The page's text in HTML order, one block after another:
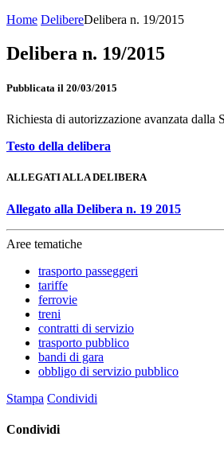
Home DelibereDelibera n. 19/2015
Delibera n. 19/2015
Pubblicata il 20/03/2015
Richiesta di autorizzazione avanzata
Testo della delibera
ALLEGATI ALLA DELIBERA
Allegato alla Delibera n. 19 2015
Aree tematiche
trasporto passeggeri
tariffe
ferrovie
treni
contratti di servizio
trasporto pubblico
bandi di gara
obbligo di servizio pubblico
Stampa Condividi
Condividi